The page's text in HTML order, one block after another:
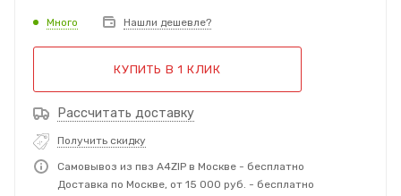
Много Нашли дешевле?
КУПИТЬ В 1 КЛИК
Рассчитать доставку
Получить скидку
Самовывоз из пвз A4ZIP в Москве - бесплатно
Доставка по Москве, от 15 000 руб. - бесплатно